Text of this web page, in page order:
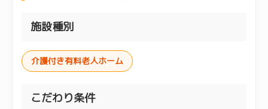
施設種別
介護付き有料老人ホーム
こだわり条件